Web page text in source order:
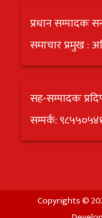
प्रधान सम्पादकः
समाचार प्रमुख :
सह-सम्पादकः
सम्पर्क:
Copyrights ©